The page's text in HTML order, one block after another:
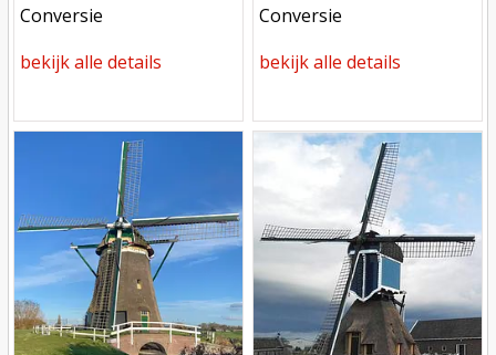
meest recente aanpassing
Conversie
bekijk alle details
meest recente aanpassing
Conversie
bekijk alle details
Mill